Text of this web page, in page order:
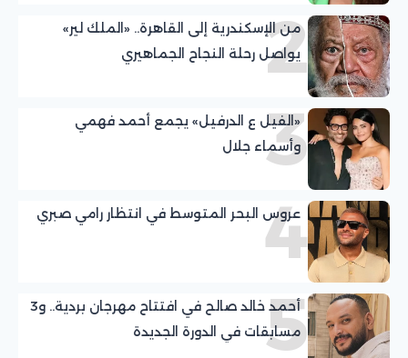
2
من الإسكندرية إلى القاهرة.. «الملك لير»
يواصل رحلة النجاح الجماهيري
3
«الفيل ع الدرفيل» يجمع أحمد فهمي
وأسماء جلال
4
عروس البحر المتوسط في انتظار رامي صبري
5
أحمد خالد صالح في افتتاح مهرجان بردية.. و3
مسابقات في الدورة الجديدة